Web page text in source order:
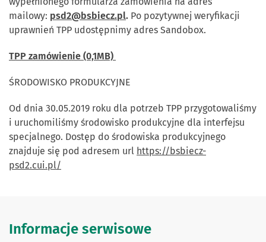
mailowy: psd2@bsbiecz.pl. Po pozytywnej weryfikacji
uprawnień TPP udostępnimy adres Sandobox.
TPP zamówienie (0,1MB)
ŚRODOWISKO PRODUKCYJNE
Od dnia 30.05.2019 roku dla potrzeb TPP przygotowaliśmy
i uruchomiliśmy środowisko produkcyjne dla interfejsu
specjalnego. Dostęp do środowiska produkcyjnego
znajduje się pod adresem url https://bsbiecz-
psd2.cui.pl/
Informacje serwisowe